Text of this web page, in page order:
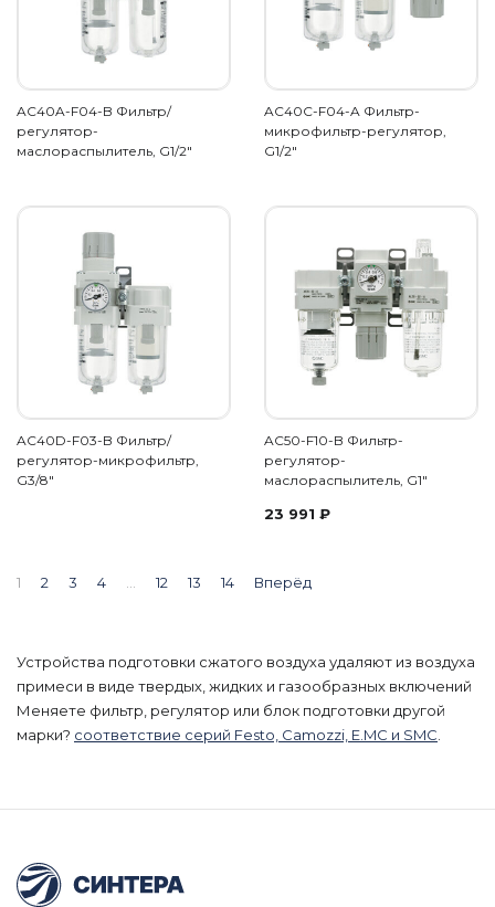
AC40A-F04-B Фильтр/
регулятор-
маслораспылитель, G1/2"
AC40C-F04-A Фильтр-
микрофильтр-регулятор,
G1/2"
AC40D-F03-B Фильтр/
регулятор-микрофильтр,
G3/8"
AC50-F10-B Фильтр-
регулятор-
маслораспылитель, G1"
23 991 ₽
1 2 3 4 12 13 14 Вперёд
Устройства подготовки сжатого воздуха удаляют из воздуха
примеси в виде твердых, жидких и газообразных включений
Меняете фильтр, регулятор или блок подготовки другой
марки? соответствие серий Festo, Camozzi, E.MC и SMC